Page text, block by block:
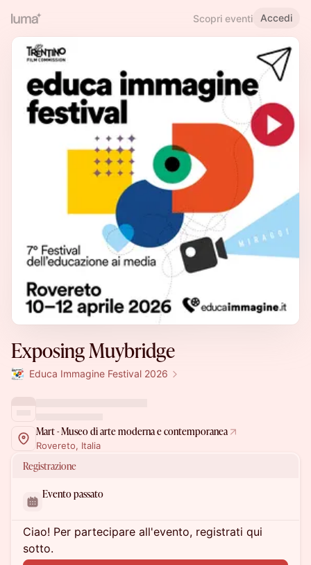
Scopri eventi Accedi
Exposing Muybridge
Educa Immagine Festival 2026
Mart - Museo di arte moderna e contemporanea
Rovereto, Italia
Registrazione
Evento passato
Ciao! Per partecipare all'evento, registrati qui
sotto.